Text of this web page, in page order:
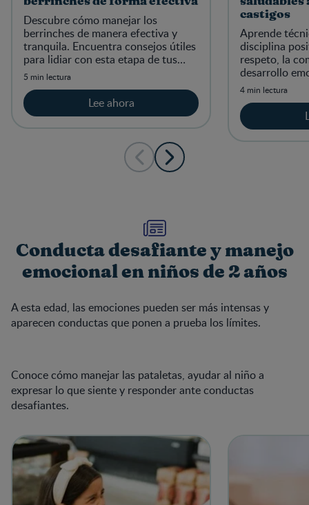
Descubre cómo manejar los
berrinches de manera efectiva y
tranquila. Encuentra consejos útiles
para lidiar con esta etapa de tus
hijos en nuestro sitio especializado.
5 min lectura
Lee ahora
castigos
Aprende
disciplina
respeto, la
desarrollo
4 min lectura
Conducta desafiante y manejo
emocional en niños de 2 años
A esta edad, las emociones pueden ser más intensas y
aparecen conductas que ponen a prueba los límites.
Conoce cómo manejar las pataletas, ayudar al niño a
expresar lo que siente y responder ante conductas
desafiantes.